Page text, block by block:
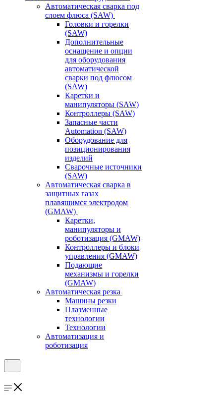
Автоматическая сварка под
слоем флюса (SAW)
Головки и горелки
(SAW)
Дополнительные
оснащение и опции
для оборудования
автоматической
сварки под флюсом
(SAW)
Каретки и
манипуляторы (SAW)
Контроллеры (SAW)
Запасные части
Automation (SAW)
Оборудование для
позиционирования
изделий
Сварочные источники
(SAW)
Автоматическая сварка в
защитных газах
плавящимся электродом
(GMAW)
Каретки,
манипуляторы и
роботизация (GMAW)
Контроллеры и блоки
управления (GMAW)
Подающие
механизмы и горелки
(GMAW)
Автоматическая резка
Машины резки
Плазменные
технологии
Технологии
Автоматизация и
роботизация